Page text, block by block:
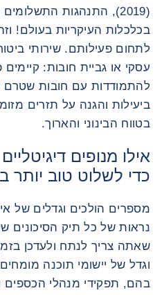
(2019), התנהגות
בכלכלות העיקריות בעולם!
לתחום פעילותם. שירותי
להתמודדות עם חובות שטרם
ביעילות והגנה על תזרים
בטווח הבינוני והארוך.
אילו מנופים
כדי לשלוט טוב יותר
מספרים הולכים וגדלים של
נראות של כל תיק הסיכונים
שאתה צריך לנתח ולעדכן
וגדל של יישומי תוכנה
בהם, תפקידי מנהלי הכספים